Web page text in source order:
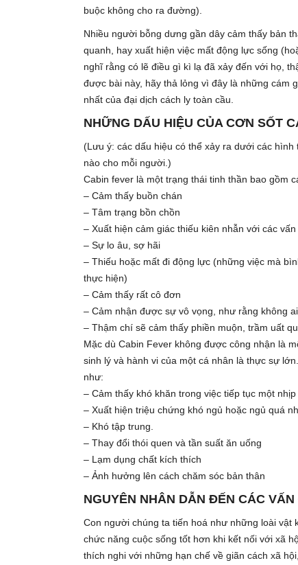
buộc không cho ra đường).
Nhiều người bỗng dưng gần dây cảm thấy bản
quanh, hay xuất hiện việc mất động lực sống
nghĩ rằng có lẽ điều gì kì lạ đã xảy đến với họ,
được bài này, hãy thả lỏng vì đây là những cám
nhất của đại dịch cách ly toàn cầu.
NHỮNG DẤU HIỆU CỦA CƠN SỐT
(Lưu ý: các dấu hiệu có thể xảy ra dưới các
nào cho mỗi người.)
Cabin fever là một trạng thái tinh thần bao gồm
– Cảm thấy buồn chán
– Tâm trạng bồn chồn
– Xuất hiện cảm giác thiếu kiên nhẫn với các
– Sự lo âu, sợ hãi
– Thiếu hoặc mất đi động lực (những việc mà
thực hiện)
– Cảm thấy rất cô đơn
– Cảm nhận được sự vô vọng, như rằng không
– Thậm chí sẽ cảm thấy phiền muộn, trầm uất
Mặc dù Cabin Fever không được công nhận là
sinh lý và hành vi của một cá nhân là thực sự
như:
– Cảm thấy khó khăn trong việc tiếp tục một
– Xuất hiện triệu chứng khó ngủ hoặc ngủ quá
– Khó tập trung.
– Thay đổi thói quen và tần suất ăn uống
– Lạm dụng chất kích thích
– Ảnh hưởng lên cách chăm sóc bản thân
NGUYÊN NHÂN DẪN ĐẾN CÁC
Con người chúng ta tiến hoá như những loài
chức năng cuộc sống tốt hơn khi kết nối với xã
thích nghi với những hạn chế về giãn cách xã